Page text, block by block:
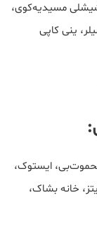
گایره تپه، شیشلی مسیدیه‌کوی،
ینی کاپی
محموت‌بی، ایستوک،
خانه بشاک،